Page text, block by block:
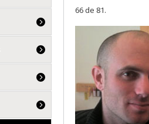
66 de 81.